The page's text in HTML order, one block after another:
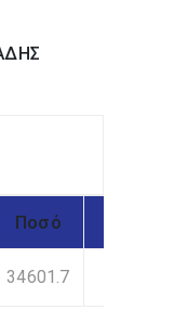
Ποσό
34601.7